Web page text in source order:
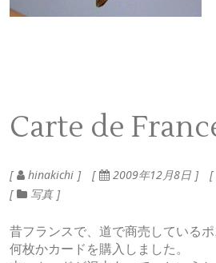
Carte de
hinakichi 2009年12月8日
写真
昔フランスで、道で商売している
何枚かカードを購入しました。